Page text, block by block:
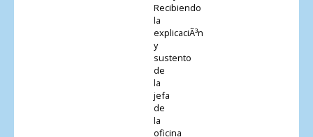
Recibiendo
la
explicaciÃ³n
y
sustento
de
la
jefa
de
la
oficina